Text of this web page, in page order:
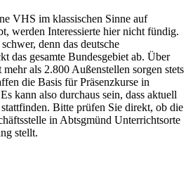
VHS im klassischen Sinne auf
werden Interessierte hier nicht fündig.
denn das deutsche
das gesamte Bundesgebiet ab. Über
als 2.800 Außenstellen sorgen stets
die Basis für Präsenzkurse in
kann also durchaus sein, dass aktuell
Bitte prüfen Sie direkt, ob die
in Abtsgmünd Unterrichtsorte
stellt.